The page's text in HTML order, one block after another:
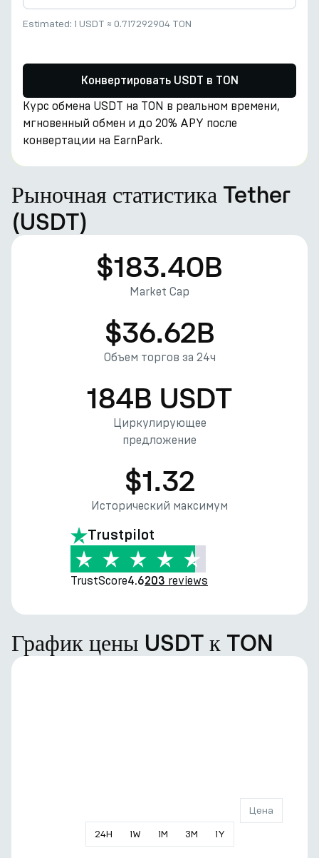
Estimated: 1 USDT ≈ 0.717292904 TON
Конвертировать USDT в TON
Курс обмена USDT на TON в реальном времени,
мгновенный обмен и до 20% APY после
конвертации на EarnPark.
Рыночная статистика Tether
(USDT)
$183.40B
Market Cap
$36.62B
Объем торгов за 24ч
184B USDT
Циркулирующее
предложение
$1.32
Исторический максимум
Trustpilot
TrustScore4.6203 reviews
График цены USDT к TON
24H 1W 1M 3M 1Y
Цена